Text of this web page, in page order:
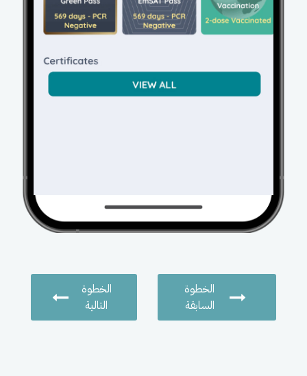
الخطوة
السابقة
الخطوة
التالية